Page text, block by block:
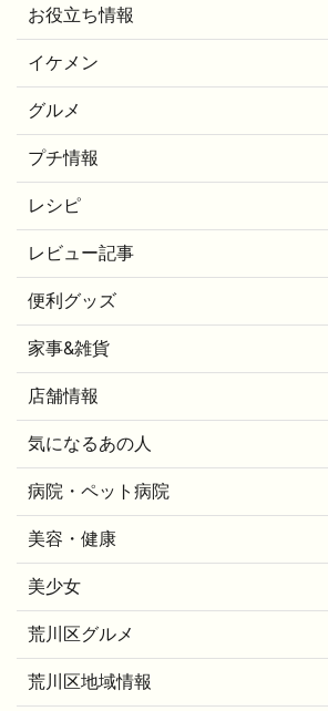
お役立ち情報
イケメン
グルメ
プチ情報
レシピ
レビュー記事
便利グッズ
家事&雑貨
店舗情報
気になるあの人
病院・ペット病院
美容・健康
美少女
荒川区グルメ
荒川区地域情報